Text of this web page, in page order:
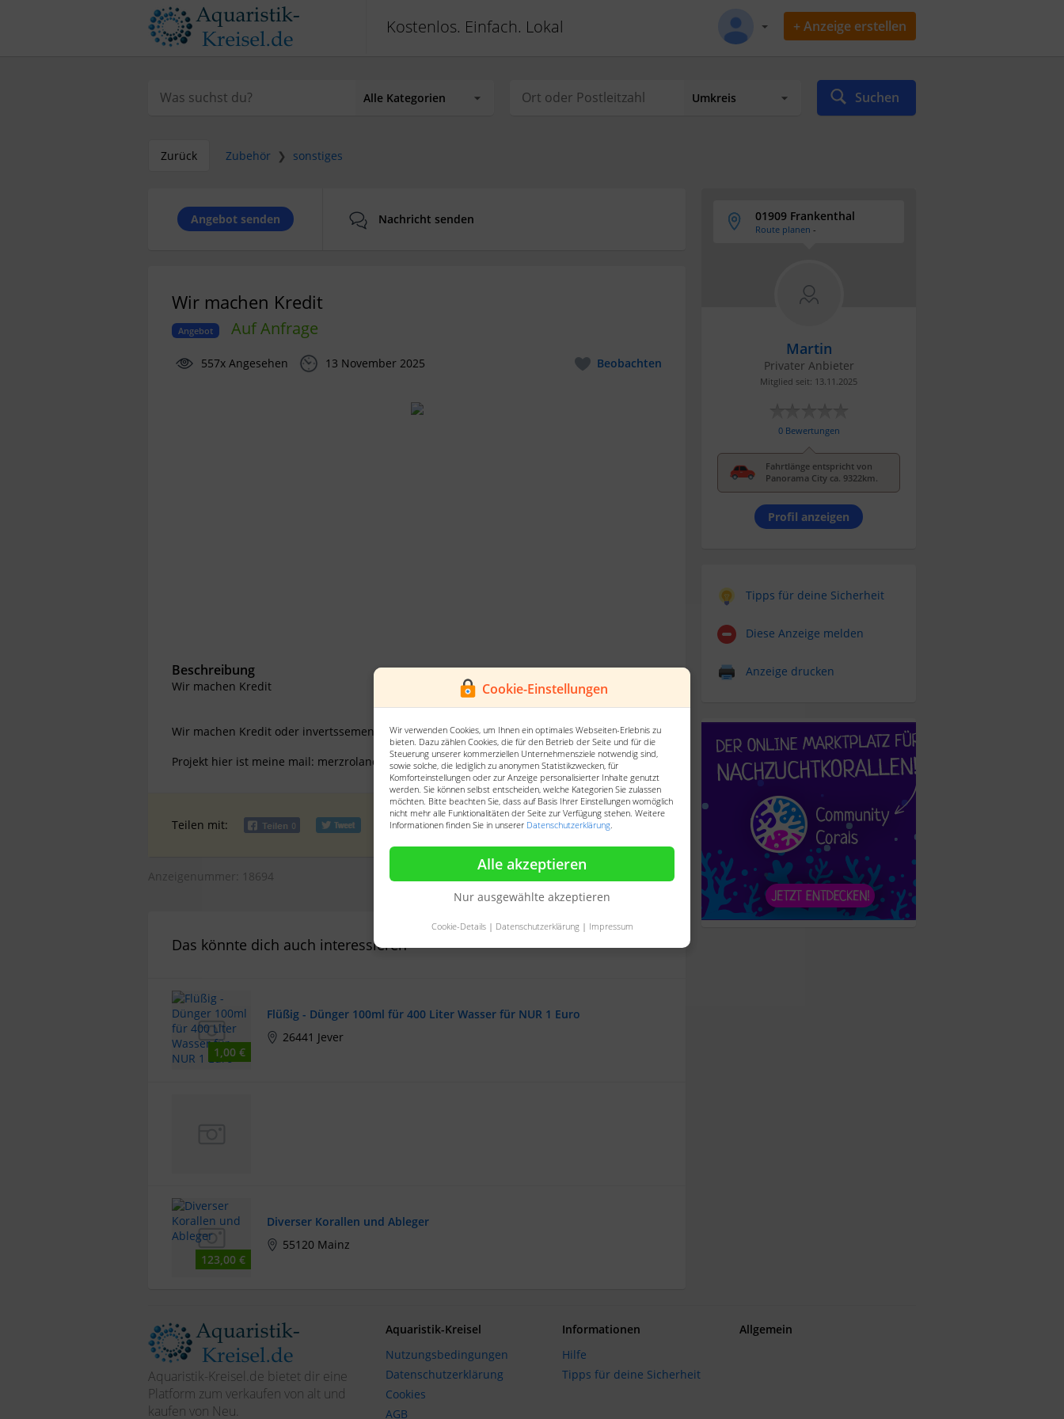
Cookie-Einstellungen
Wir verwenden Cookies, um Ihnen ein optimales Webseiten-Erlebnis zu
bieten. Dazu zählen Cookies, die für den Betrieb der Seite und für die
Steuerung unserer kommerziellen Unternehmensziele notwendig sind,
sowie solche, die lediglich zu anonymen Statistikzwecken, für
Komforteinstellungen oder zur Anzeige personalisierter Inhalte genutzt
werden. Sie können selbst entscheiden, welche Kategorien Sie zulassen
möchten. Bitte beachten Sie, dass auf Basis Ihrer Einstellungen womöglich
nicht mehr alle Funktionalitäten der Seite zur Verfügung stehen. Weitere
Informationen finden Sie in unserer Datenschutzerklärung.
Alle akzeptieren
Nur ausgewählte akzeptieren
Cookie-Details| Datenschutzerklärung| Impressum
Kostenlos. Einfach. Lokal + Anzeige erstellen
Suchen
Zurück Zubehör ❯ sonstiges
Angebot senden Nachricht senden
Wir machen Kredit
Angebot Auf Anfrage
557x Angesehen 13 November 2025 Beobachten
Beschreibung
Wir machen Kredit
Wir machen Kredit oder invertssement, Finanzierung jedes
Projekt hier ist meine mail: merzroland5@gmail.com
Teilen mit:
Anzeigenummer: 18694 Diese Anzeige melden
Das könnte dich auch interessieren
1,00 €
Flüßig - Dünger 100ml für 400 Liter Wasser für NUR 1 Euro
26441 Jever
123,00 €
Diverser Korallen und Ableger
55120 Mainz
01909 Frankenthal
Route planen -
Martin
Privater Anbieter
Mitglied seit: 13.11.2025
0 Bewertungen
Fahrtlänge entspricht von
Panorama City ca. 9322km.
Profil anzeigen
Tipps für deine Sicherheit
Diese Anzeige melden
Anzeige drucken
Aquaristik-Kreisel.de bietet dir eine
Platform zum verkaufen von alt und
kaufen von Neu.
Aquaristik-Kreisel
Nutzungsbedingungen
Datenschutzerklärung
Cookies
AGB
Informationen
Hilfe
Tipps für deine Sicherheit
Allgemein